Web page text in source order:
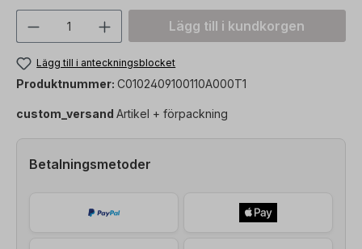
Produktkvantitet: Ange önskat värde
Lägg till i kundkorgen
Lägg till i anteckningsblocket
Produktnummer: C0102409100110A000T1
custom_versand Artikel + förpackning
Betalningsmetoder